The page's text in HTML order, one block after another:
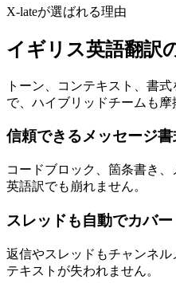
X-lateが選ばれる理由
イギリス英語翻訳
トーン、コンテキスト、書
で、ハイブリッドチームも摩
信頼できるメッセージ書
コードブロック、箇条書き
英語訳でも崩れません。
スレッドも自動でカバー
返信やスレッドもチャンネ
テキストが失われません。